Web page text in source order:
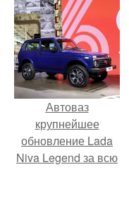
Автоваз
крупнейшее
обновление Lada
Niva Legend за всю